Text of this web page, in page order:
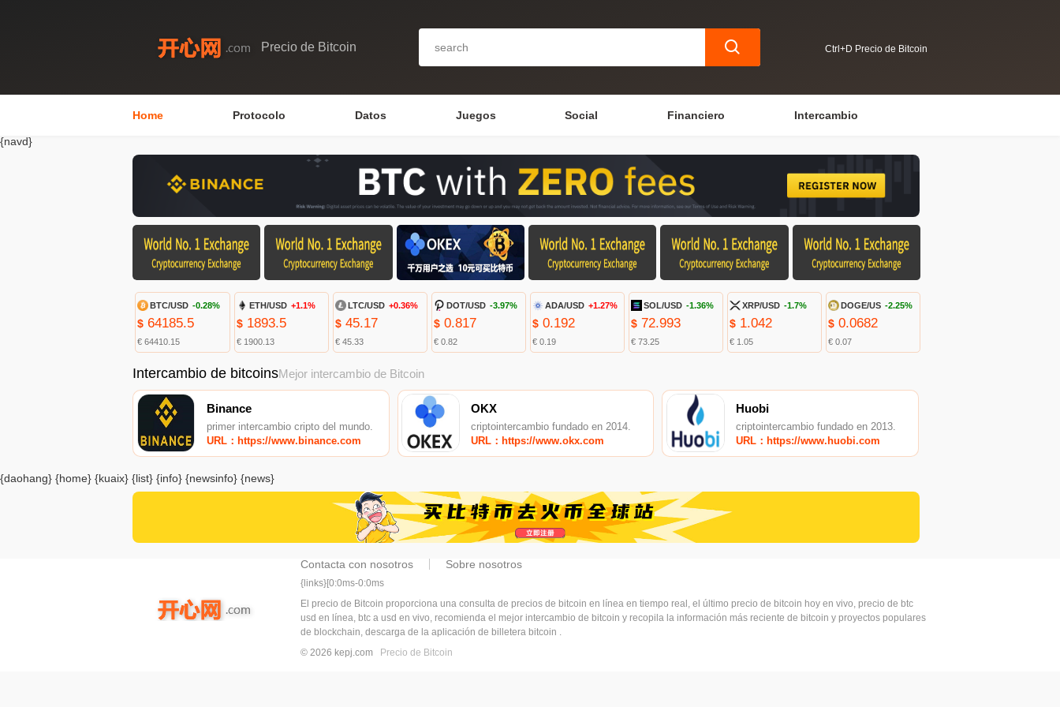
Precio de Bitcoin Ctrl+D Precio de Bitcoin
Home Protocolo Datos Juegos Social Financiero Intercambio
{navd}
BTC/USD -0.28%
$ 64185.5
€ 64410.15
ETH/USD +1.1%
$1893.5
€ 1900.13
LTC/USD +0.36%
$45.17
€ 45.33
DOT/USD -3.97%
$0.817
€ 0.82
ADA/USD +1.27%
$0.192
€ 0.19
SOL/USD -1.36%
$ 72.993
€ 73.25
XRP/USD -1.7%
$ 1.042
€ 1.05
DOGE/US -2.25%
$ 0.0682
€ 0.07
Intercambio de bitcoinsMejor intercambio de Bitcoin
Binance
primer intercambio cripto del mundo.
URL：https://www.binance.com
OKX
criptointercambio fundado en 2014.
URL：https://www.okx.com
Huobi
criptointercambio fundado en 2013.
URL：https://www.huobi.com
{daohang} {home} {kuaix} {list} {info} {newsinfo} {news}
Contacta con nosotros Sobre nosotros
{links}[0:0ms-0:0ms
El precio de Bitcoin proporciona una consulta de precios de bitcoin en línea en tiempo real, el último precio de bitcoin hoy en vivo, precio de btc
usd en línea, btc a usd en vivo, recomienda el mejor intercambio de bitcoin y recopila la información más reciente de bitcoin y proyectos populares
de blockchain, descarga de la aplicación de billetera bitcoin .
© 2026 kepj.com
Precio de Bitcoin